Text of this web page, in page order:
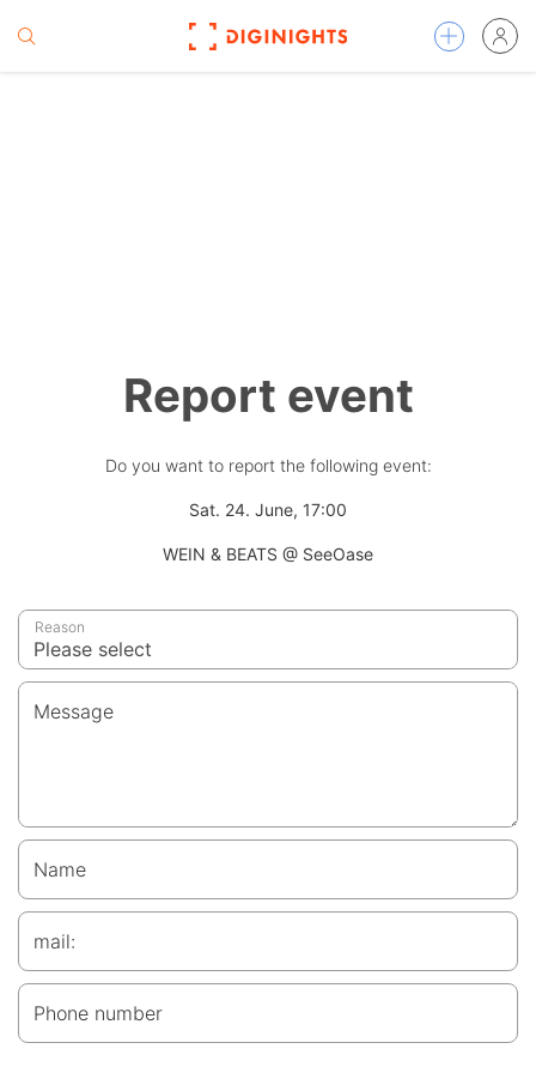
Report event
Do you want to report the following event:
Sat. 24. June, 17:00
WEIN & BEATS @ SeeOase
Reason
Message
Name
mail:
Phone number